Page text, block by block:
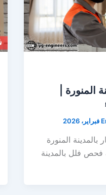
|
بالمدينة المنورة
فلل بالمدينة